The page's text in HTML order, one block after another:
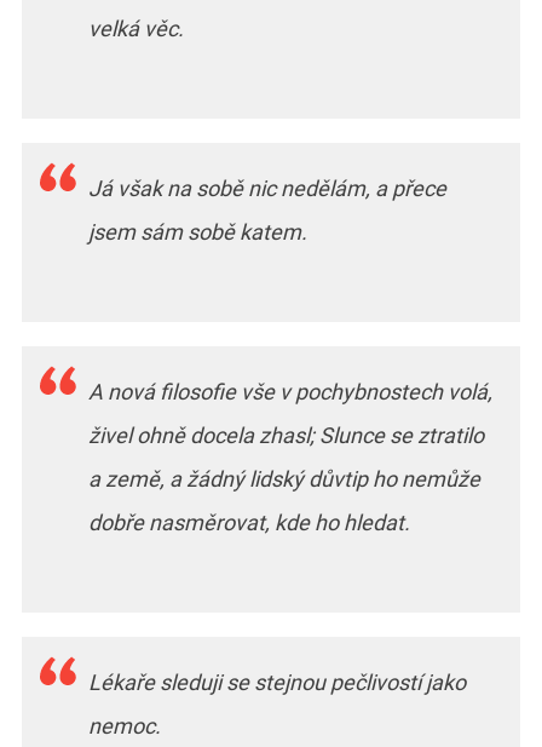
velká věc.
Já však na sobě nic nedělám, a přece
jsem sám sobě katem.
A nová filosofie vše v pochybnostech volá,
živel ohně docela zhasl; Slunce se ztratilo
a země, a žádný lidský důvtip ho nemůže
dobře nasměrovat, kde ho hledat.
Lékaře sleduji se stejnou pečlivostí jako
nemoc.